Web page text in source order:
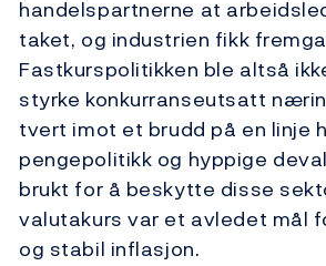
handelspartnerne at
taket, og industrien fikk
Fastkurspolitikken ble altså
styrke konkurranseutsatt
tvert imot et brudd på en linje
pengepolitikk og hyppige
brukt for å beskytte disse
valutakurs var et avledet mål
og stabil inflasjon.